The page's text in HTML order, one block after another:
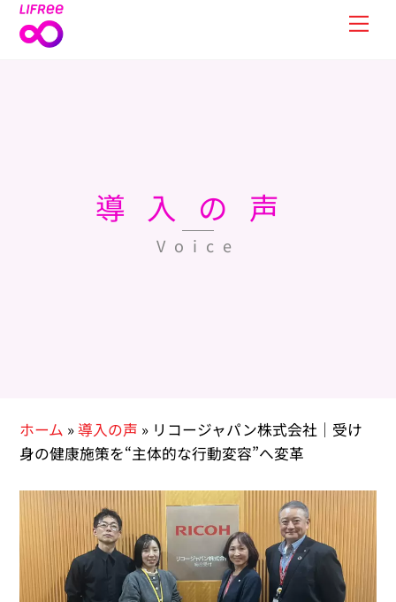
Skip
導入の声
Voice
ホーム »導入の声 » リコージャパン株式会社｜受け
身の健康施策を“主体的な行動変容”へ変革